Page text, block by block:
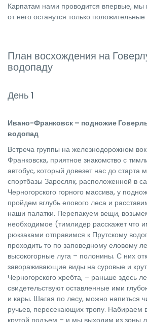
Карпатам нами проводится впервые, мы
от него останутся только
План восхождения на
водопаду
День 1
Ивано-Франковск – подножие
водопад
Встреча группы на железнодорожном
Франковска, приятное знакомство с
автобус, который довезет нас до старта
спортбазы Заросляк, расположенной в
Черногорского горного массива, у
пройдем вглубь елового леса и
наши палатки. Перепакуем вещи,
необходимое (тимлидер расскажет что
рюкзаками отправимся к Прутскому
проходить то по заповедному еловому
высокогорные луга – полонины. С них
завораживающие виды на суровые и
Черногорского хребта, – раньше здесь
свидетельствуют оставленные ими
и кары. Шагая по лесу, можно напиться
ручьев, пересекающих тропу. Набираем
крутой подъем – и мы выходим из зоны